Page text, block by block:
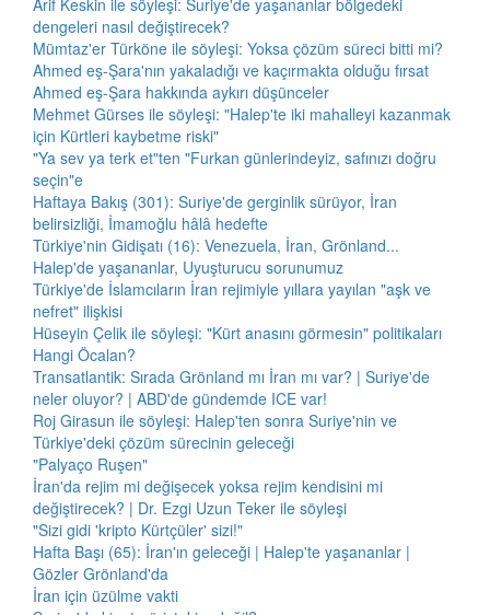
Arif Keskin ile söyleşi: Suriye'de yaşananlar bölgedeki
dengeleri nasıl değiştirecek?
Mümtaz'er Türköne ile söyleşi: Yoksa çözüm süreci bitti mi?
Ahmed eş-Şara'nın yakaladığı ve kaçırmakta olduğu fırsat
Ahmed eş-Şara hakkında aykırı düşünceler
Mehmet Gürses ile söyleşi: "Halep'te iki mahalleyi kazanmak
için Kürtleri kaybetme riski"
"Ya sev ya terk et"ten "Furkan günlerindeyiz, safınızı doğru
seçin"e
Haftaya Bakış (301): Suriye'de gerginlik sürüyor, İran
belirsizliği, İmamoğlu hâlâ hedefte
Türkiye'nin Gidişatı (16): Venezuela, İran, Grönland...
Halep'de yaşananlar, Uyuşturucu sorunumuz
Türkiye'de İslamcıların İran rejimiyle yıllara yayılan "aşk ve
nefret" ilişkisi
Hüseyin Çelik ile söyleşi: "Kürt anasını görmesin" politikaları
Hangi Öcalan?
Transatlantik: Sırada Grönland mı İran mı var? | Suriye'de
neler oluyor? | ABD'de gündemde ICE var!
Roj Girasun ile söyleşi: Halep'ten sonra Suriye'nin ve
Türkiye'deki çözüm sürecinin geleceği
"Palyaço Ruşen"
İran'da rejim mi değişecek yoksa rejim kendisini mi
değiştirecek? | Dr. Ezgi Uzun Teker ile söyleşi
"Sizi gidi 'kripto Kürtçüler' sizi!"
Hafta Başı (65): İran'ın geleceği | Halep'te yaşananlar |
Gözler Grönland'da
İran için üzülme vakti